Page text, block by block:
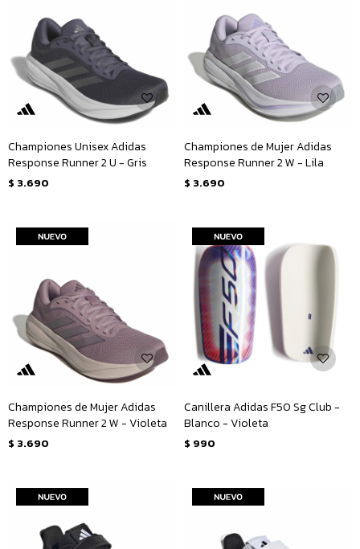
Championes Unisex Adidas
Response Runner 2 U - Gris
$ 3.690
Championes de Mujer Adidas
Response Runner 2 W - Lila
$ 3.690
Championes de Mujer Adidas
Response Runner 2 W - Violeta
$ 3.690
Canillera Adidas F50 Sg Club -
Blanco - Violeta
$ 990